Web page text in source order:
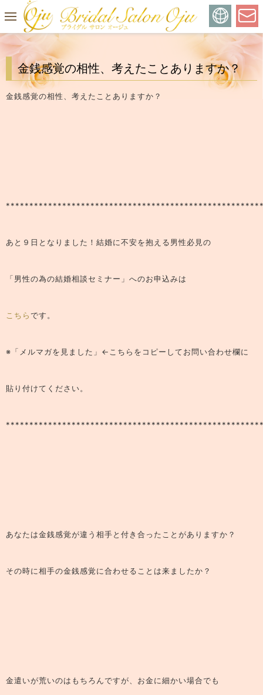
金銭感覚の相性、考えたことありますか？
金銭感覚の相性、考えたことありますか？
あと９日となりました！結婚に不安を抱える男性必見の
「男性の為の結婚相談セミナー」へのお申込みは
こちらです。
※「メルマガを見ました」←こちらをコピーしてお問い合わせ欄に
貼り付けてください。
あなたは金銭感覚が違う相手と付き合ったことがありますか？
その時に相手の金銭感覚に合わせることは来ましたか？
金遣いが荒いのはもちろんですが、お金に細かい場合でも